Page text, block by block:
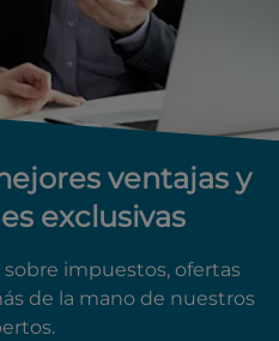
ventajas y
exclusivas
impuestos, ofertas
de la mano de nuestros